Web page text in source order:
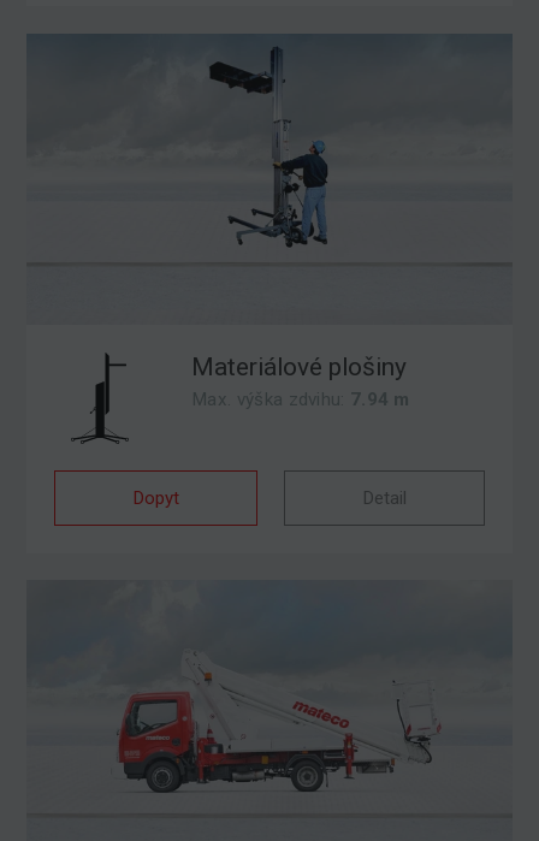
Materiálové plošiny
Max. výška zdvihu: 7.94 m
Dopyt Detail